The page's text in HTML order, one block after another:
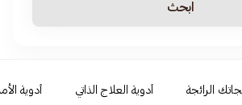
ابحث
الرائجة أدوية العلاج الذاتي أدوية